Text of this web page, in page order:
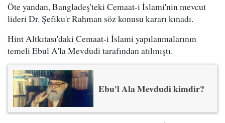
Öte yandan, Bangladeş'teki Cemaat-i İslami'nin mevcut
lideri Dr. Şefiku'r Rahman söz konusu kararı kınadı.
Hint Altkıtası'daki Cemaat-i İslami yapılanmalarının
temeli Ebul A'la Mevdudi tarafından atılmıştı.
Ebu'l Ala Mevdudi kimdir?